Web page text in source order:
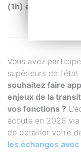
(1h) et en
Vous avez
supérieurs de
souhaitez faire
enjeux de la
vos fonctions ?
écoute en 2026
de détailler votre
les échanges